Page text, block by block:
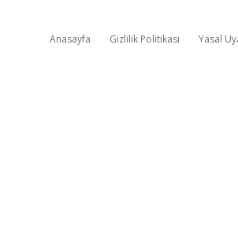
Anasayfa Gizlilik Politikası Yasal